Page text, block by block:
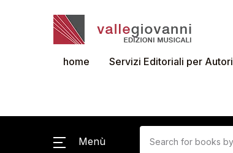
home Servizi Editoriali per Autori
Menù